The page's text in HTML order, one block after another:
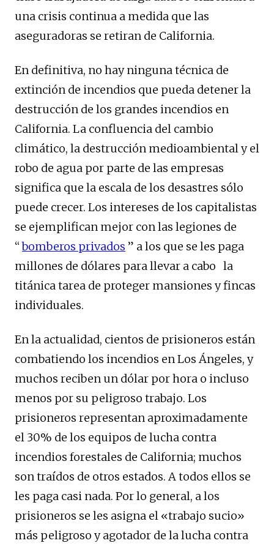
una crisis continua a medida que las
aseguradoras se retiran de California.
En definitiva, no hay ninguna técnica de
extinción de incendios que pueda detener la
destrucción de los grandes incendios en
California. La confluencia del cambio
climático, la destrucción medioambiental y el
robo de agua por parte de las empresas
significa que la escala de los desastres sólo
puede crecer. Los intereses de los capitalistas
se ejemplifican mejor con las legiones de
“bomberos privados ” a los que se les paga
millones de dólares para llevar a cabo la
titánica tarea de proteger mansiones y fincas
individuales.
En la actualidad, cientos de prisioneros están
combatiendo los incendios en Los Ángeles, y
muchos reciben un dólar por hora o incluso
menos por su peligroso trabajo. Los
prisioneros representan aproximadamente
el 30% de los equipos de lucha contra
incendios forestales de California; muchos
son traídos de otros estados. A todos ellos se
les paga casi nada. Por lo general, a los
prisioneros se les asigna el «trabajo sucio»
más peligroso y agotador de la lucha contra